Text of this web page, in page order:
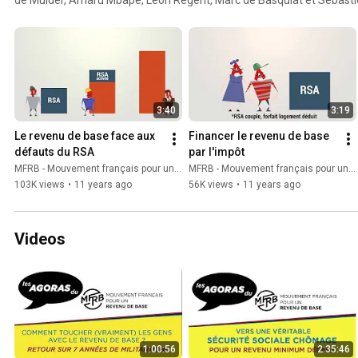
http://www.kisskissbankbank.com/fr/projects/le-revenu-de-base-
3:40
Le revenu de base face aux
défauts du RSA
MFRB - Mouvement français pour un revenu de base
103K views • 11 years ago
3:19
Financer le revenu de base
par l'impôt
MFRB - Mouvement français pour un revenu de base
56K views • 11 years ago
Videos
1:00:56 2:35:46